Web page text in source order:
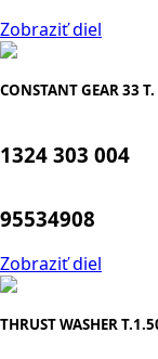
Zobraziť diel
CONSTANT GEAR 33
1324 303 004
95534908
Zobraziť diel
THRUST WASHER